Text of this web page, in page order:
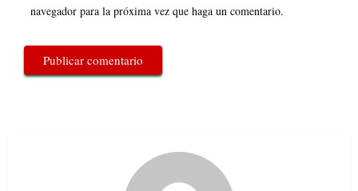
navegador para la próxima vez que haga un comentario.